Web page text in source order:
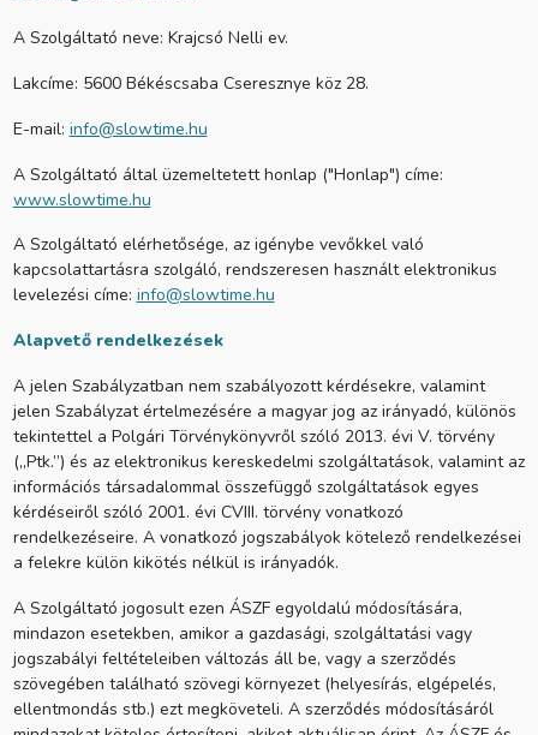
A Szolgáltató neve: Krajcsó Nelli ev.
Lakcíme: 5600 Békéscsaba Cseresznye köz 28.
E-mail: info@slowtime.hu
A Szolgáltató által üzemeltetett honlap ("Honlap") címe:
www.slowtime.hu
A Szolgáltató elérhetősége, az igénybe vevőkkel való
kapcsolattartásra szolgáló, rendszeresen használt elektronikus
levelezési címe: info@slowtime.hu
Alapvető rendelkezések
A jelen Szabályzatban nem szabályozott kérdésekre, valamint
jelen Szabályzat értelmezésére a magyar jog az irányadó, különös
tekintettel a Polgári Törvénykönyvről szóló 2013. évi V. törvény
(„Ptk.”) és az elektronikus kereskedelmi szolgáltatások, valamint az
információs társadalommal összefüggő szolgáltatások egyes
kérdéseiről szóló 2001. évi CVIII. törvény vonatkozó
rendelkezéseire. A vonatkozó jogszabályok kötelező rendelkezései
a felekre külön kikötés nélkül is irányadók.
A Szolgáltató jogosult ezen ÁSZF egyoldalú módosítására,
mindazon esetekben, amikor a gazdasági, szolgáltatási vagy
jogszabályi feltételeiben változás áll be, vagy a szerződés
szövegében található szövegi környezet (helyesírás, elgépelés,
ellentmondás stb.) ezt megköveteli. A szerződés módosításáról